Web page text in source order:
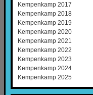
Kempenkamp 2017
Kempenkamp 2018
Kempenkamp 2019
Kempenkamp 2020
Kempenkamp 2021
Kempenkamp 2022
Kempenkamp 2023
Kempenkamp 2024
Kempenkamp 2025